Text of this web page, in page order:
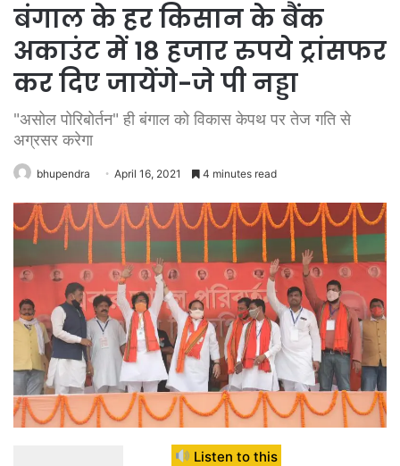
बंगाल के हर किसान के बैंक
अकाउंट में 18 हजार रुपये ट्रांसफर
कर दिए जायेंगे-जे पी नड्डा
"असोल पोरिबोर्तन" ही बंगाल को विकास केपथ पर तेज गति से
अग्रसर करेगा
bhupendra April 16, 2021 4 minutes read
Listen to this